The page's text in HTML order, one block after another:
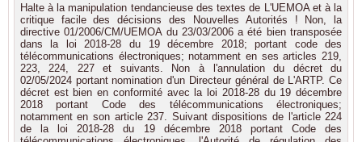
Halte à la manipulation tendancieuse des textes de L'UEMOA et à la
critique facile des décisions des Nouvelles Autorités ! Non, la
directive 01/2006/CM/UEMOA du 23/03/2006 a été bien transposée
dans la loi 2018-28 du 19 décembre 2018; portant code des
télécommunications électroniques; notamment en ses articles 219,
223, 224, 227 et suivants. Non à l'annulation du décret du
02/05/2024 portant nomination d'un Directeur général de L'ARTP. Ce
décret est bien en conformité avec la loi 2018-28 du 19 décembre
2018 portant Code des télécommunications électroniques;
notamment en son article 237. Suivant dispositions de l'article 224
de la loi 2018-28 du 19 décembre 2018 portant Code des